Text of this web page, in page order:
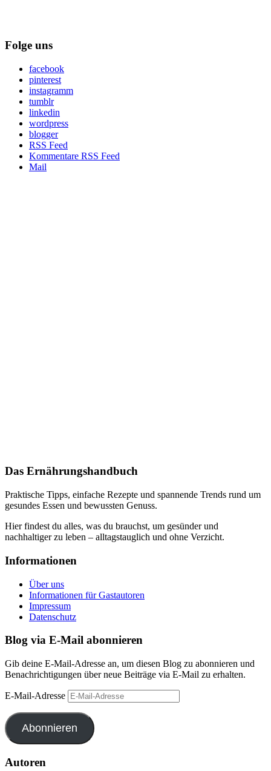
Folge uns
facebook
pinterest
instagramm
tumblr
linkedin
wordpress
blogger
RSS Feed
Kommentare RSS Feed
Mail
Das Ernährungshandbuch
Praktische Tipps, einfache Rezepte und spannende Trends rund um
gesundes Essen und bewussten Genuss.
Hier findest du alles, was du brauchst, um gesünder und
nachhaltiger zu leben – alltagstauglich und ohne Verzicht.
Informationen
Über uns
Informationen für Gastautoren
Impressum
Datenschutz
Blog via E-Mail abonnieren
Gib deine E-Mail-Adresse an, um diesen Blog zu abonnieren und
Benachrichtigungen über neue Beiträge via E-Mail zu erhalten.
E-Mail-Adresse
Abonnieren
Autoren